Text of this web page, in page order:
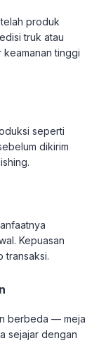
produk
truk atau
tinggi
seperti
dikirim
Kepuasan
transaksi.
berbeda — meja
sejajar dengan